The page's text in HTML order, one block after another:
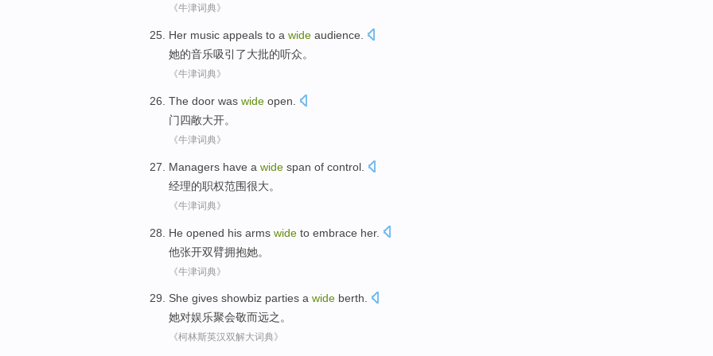
《牛津词典》
Her music appeals to a wide audience
她的音乐吸引 了大批的听众。
《牛津词典》
The door was wide open
门四敞大开。
《牛津词典》
Managers have a wide span of control.
经理的职权范围很大。
《牛津词典》
He opened his arms wide to embrace her.
他张开双臂拥抱她。
《牛津词典》
She gives showbiz parties a wide berth.
她对娱乐聚会敬而远之。
《柯林斯英汉双解大词典》